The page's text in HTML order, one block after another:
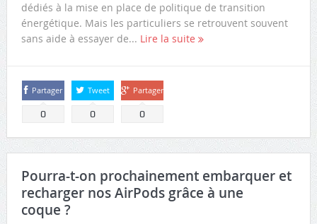
dédiés à la mise en place de politique de transition
énergétique. Mais les particuliers se retrouvent souvent
sans aide à essayer de... Lire la suite
Partager
0
Tweet
0
Partager
0
Pourra-t-on prochainement embarquer et
recharger nos AirPods grâce à une
coque ?